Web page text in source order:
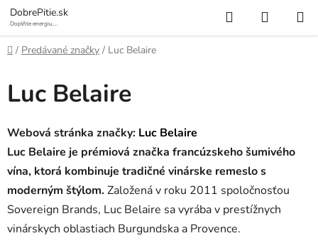
Prejsť
na
obsah
DobrePitie.sk
Doplňte energiu,
Hľadať
KOŠÍK
Domov
/ Predávané značky / Luc Belaire
Luc Belaire
Webová stránka značky: Luc Belaire
Luc Belaire je prémiová značka francúzskeho šumivého
vína, ktorá kombinuje tradičné vinárske remeslo s
moderným štýlom. Založená v roku 2011 spoločnosťou
Sovereign Brands, Luc Belaire sa vyrába v prestížnych
vinárskych oblastiach Burgundska a Provence.